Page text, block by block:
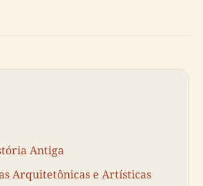
Antiga
Arquitetônicas e Artísticas